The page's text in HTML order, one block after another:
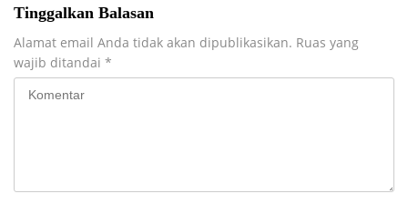
Tinggalkan Balasan
Alamat email Anda tidak akan dipublikasikan. Ruas yang
wajib ditandai *